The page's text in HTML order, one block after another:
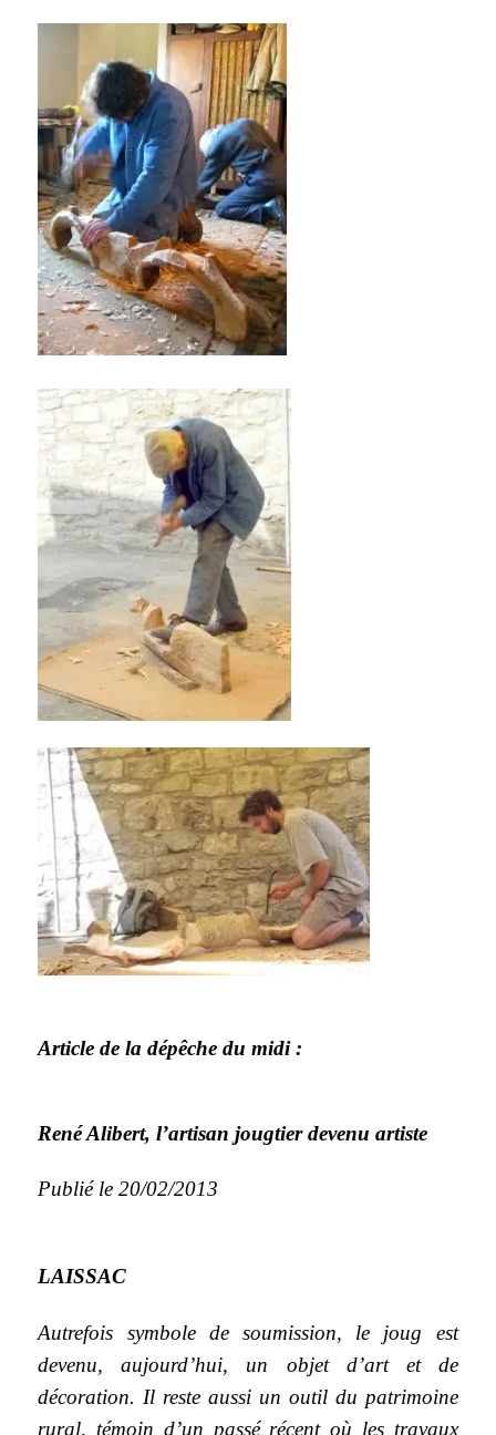
Article de ladépêche du midi :
René Alibert, l’artisan jougtier devenu artiste
Publié le 20/02/2013
LAISSAC
Autrefois symbole de soumission, le joug est
devenu, aujourd’hui, un objet d’art et de
décoration. Il reste aussi un outil du patrimoine
rural, témoin d’un passé récent où les travaux